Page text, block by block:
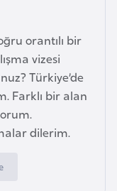
orantılı bir
vizesi
Türkiye’de
Farklı bir alan
dilerim.